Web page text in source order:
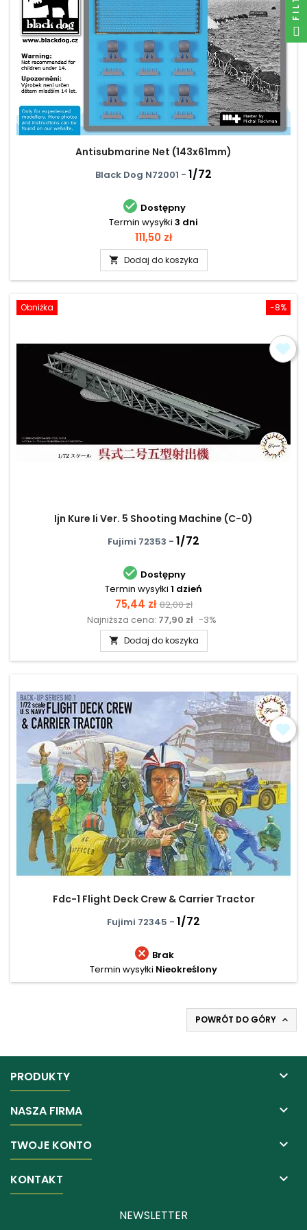
Antisubmarine Net (143x61mm)
Black Dog N72001 - 1/72
 Dostępny
Termin wysyłki 3 dni
Cena
111,50 zł
 Dodaj do koszyka
-8%
Obniżka
Ijn Kure Ii Ver. 5 Shooting Machine (C-0)
Fujimi 72353 - 1/72
 Dostępny
Termin wysyłki 1 dzień
Cena
75,44 zł Cena
podstawowa
82,00 zł
Najniższa cena: 77,90 zł -3%
 Dodaj do koszyka
Fdc-1 Flight Deck Crew & Carrier Tractor
Fujimi 72345 - 1/72
 Brak
Termin wysyłki Nieokreślony
POWRÓT DO GÓRY 
PRODUKTY 
NASZA FIRMA 
TWOJE KONTO 
KONTAKT 
NEWSLETTER